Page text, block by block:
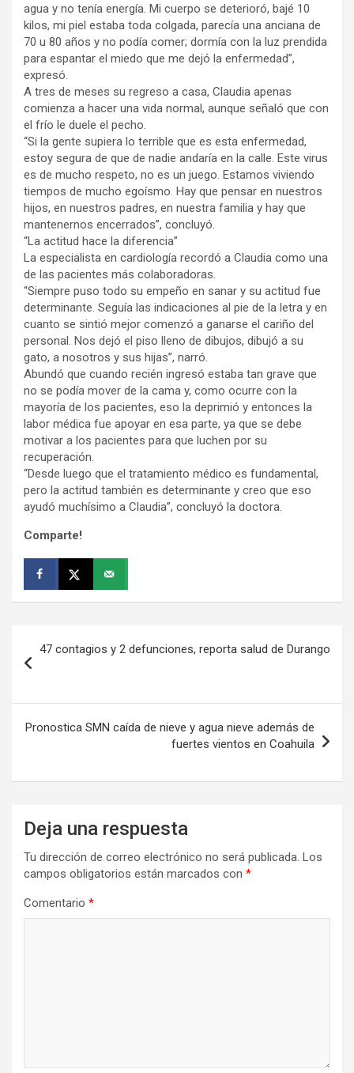
agua y no tenía energía. Mi cuerpo se deterioró, bajé 10
kilos, mi piel estaba toda colgada, parecía una anciana de
70 u 80 años y no podía comer; dormía con la luz prendida
para espantar el miedo que me dejó la enfermedad”,
expresó.
A tres de meses su regreso a casa, Claudia apenas
comienza a hacer una vida normal, aunque señaló que con
el frío le duele el pecho.
“Si la gente supiera lo terrible que es esta enfermedad,
estoy segura de que de nadie andaría en la calle. Este virus
es de mucho respeto, no es un juego. Estamos viviendo
tiempos de mucho egoísmo. Hay que pensar en nuestros
hijos, en nuestros padres, en nuestra familia y hay que
mantenernos encerrados”, concluyó.
“La actitud hace la diferencia”
La especialista en cardiología recordó a Claudia como una
de las pacientes más colaboradoras.
“Siempre puso todo su empeño en sanar y su actitud fue
determinante. Seguía las indicaciones al pie de la letra y en
cuanto se sintió mejor comenzó a ganarse el cariño del
personal. Nos dejó el piso lleno de dibujos, dibujó a su
gato, a nosotros y sus hijas”, narró.
Abundó que cuando recién ingresó estaba tan grave que
no se podía mover de la cama y, como ocurre con la
mayoría de los pacientes, eso la deprimió y entonces la
labor médica fue apoyar en esa parte, ya que se debe
motivar a los pacientes para que luchen por su
recuperación.
“Desde luego que el tratamiento médico es fundamental,
pero la actitud también es determinante y creo que eso
ayudó muchísimo a Claudia”, concluyó la doctora.
Comparte!
de
47 contagios y 2 defunciones, reporta salud de Durango
Pronostica SMN caída de nieve y agua nieve además de
fuertes vientos en Coahuila
Deja una respuesta
Tu dirección de correo electrónico no será publicada. Los
campos obligatorios están marcados con *
Comentario *